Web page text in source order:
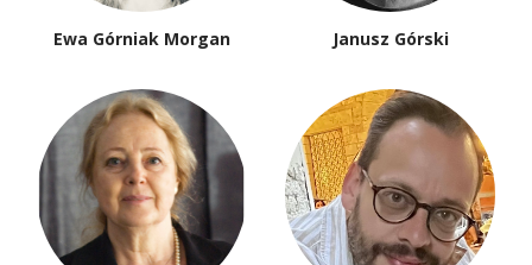
Ewa Górniak Morgan Janusz Górski